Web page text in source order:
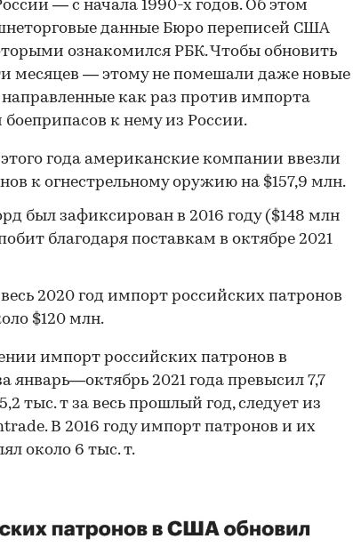
— с начала 1990-х годов. Об этом
данные Бюро переписей США
ознакомился РБК. Чтобы обновить
месяцев — этому не помешали даже новые
как раз против импорта
к нему из России.
этого года американские компании ввезли
к огнестрельному оружию на $157,9 млн.
был зафиксирован в 2016 году ($148 млн
благодаря поставкам в октябре 2021
2020 год импорт российских патронов
$120 млн.
импорт российских патронов в
январь—октябрь 2021 года превысил 7,7
тыс. т за весь прошлый год, следует из
В 2016 году импорт патронов и их
около 6 тыс. т.